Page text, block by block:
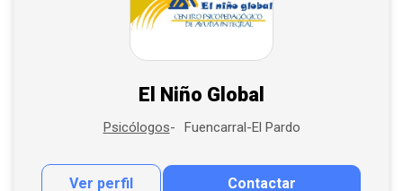
El Niño Global
Psicólogos Fuencarral-El Pardo
Ver perfil Contactar
Contactar por correo